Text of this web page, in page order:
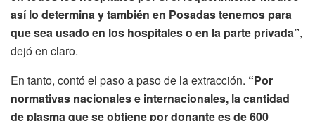
así lo determina y también en Posadas tenemos para
que sea usado en los hospitales o en la parte privada”,
dejó en claro.
En tanto, contó el paso a paso de la extracción. “Por
normativas nacionales e internacionales, la cantidad
de plasma que se obtiene por donante es de 600